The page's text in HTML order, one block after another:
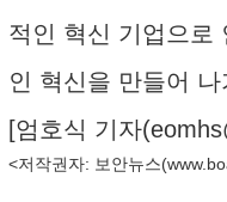
적인 혁신 기업으로
인 혁신을 만들어 나
[엄호식 기자(
<저작권자: 보안뉴스(